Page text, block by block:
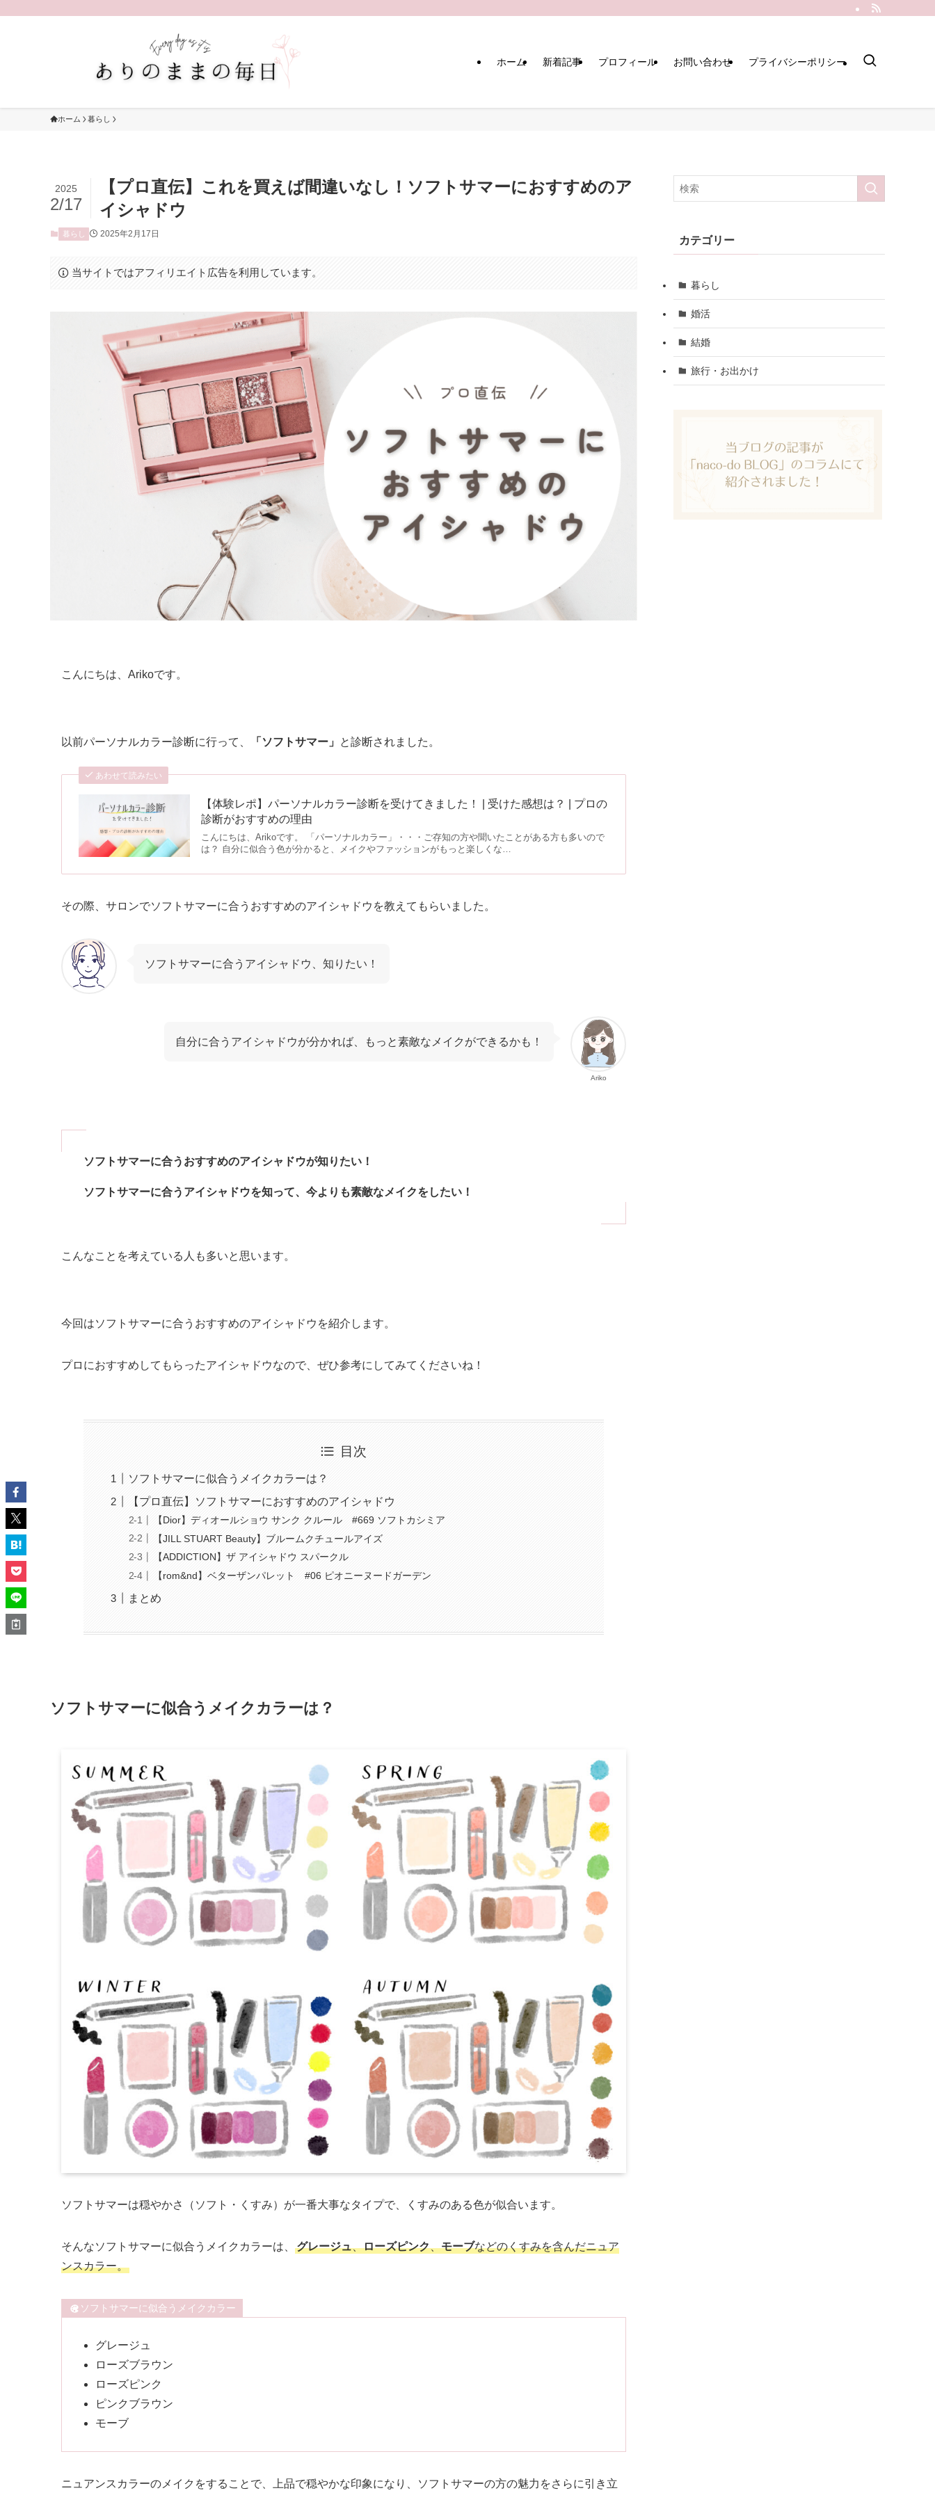
ホーム 新着記事 プロフィール お問い合わせ プライバシーポリシー
ホーム 暮らし
【プロ直伝】これを買えば間違いなし！ソフトサマーにおすすめのア
イシャドウ
2025
2/17
暮らし 2025年2月17日
当サイトではアフィリエイト広告を利用しています。
こんにちは、Arikoです。
以前パーソナルカラー診断に行って、 「ソフトサマー」 と診断されました。
あわせて読みたい
【体験レポ】パーソナルカラー診断を受けてきました！ | 受けた感想は？ | プロの
診断がおすすめの理由
こんにちは、Arikoです。 「パーソナルカラー」・・・ご存知の方や聞いたことがある方も多いので
は？ 自分に似合う色が分かると、メイクやファッションがもっと楽しくな…
その際、サロンでソフトサマーに合うおすすめのアイシャドウを教えてもらいました。
ソフトサマーに合うアイシャドウ、知りたい！
Ariko
自分に合うアイシャドウが分かれば、もっと素敵なメイクができるかも！
ソフトサマーに合うおすすめのアイシャドウが知りたい！
ソフトサマーに合うアイシャドウを知って、今よりも素敵なメイクをしたい！
こんなことを考えている人も多いと思います。
今回はソフトサマーに合うおすすめのアイシャドウを紹介します。
プロにおすすめしてもらったアイシャドウなので、ぜひ参考にしてみてくださいね！
目次
ソフトサマーに似合うメイクカラーは？
【プロ直伝】ソフトサマーにおすすめのアイシャドウ
【Dior】ディオールショウ サンク クルール #669 ソフトカシミア
【JILL STUART Beauty】ブルームクチュールアイズ
【ADDICTION】ザ アイシャドウ スパークル
【rom&nd】ベターザンパレット #06 ピオニーヌードガーデン
まとめ
ソフトサマーに似合うメイクカラーは？
ソフトサマーは穏やかさ（ソフト・くすみ）が一番大事なタイプで、くすみのある色が似合います。
そんなソフトサマーに似合うメイクカラーは、 グレージュ、ローズピンク、モーブなどのくすみを含んだニュア
ンスカラー。
ソフトサマーに似合うメイクカラー
グレージュ
ローズブラウン
ローズピンク
ピンクブラウン
モーブ
ニュアンスカラーのメイクをすることで、上品で穏やかな印象になり、ソフトサマーの方の魅力をさらに引き立
カテゴリー
暮らし
婚活
結婚
旅行・お出かけ